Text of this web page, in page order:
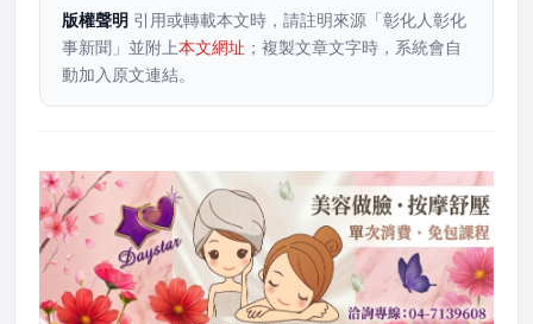
版權聲明 引用或轉載本文時，請註明來源「彰化人彰化
事新聞」並附上本文網址 ；複製文章文字時，系統會自
動加入原文連結。